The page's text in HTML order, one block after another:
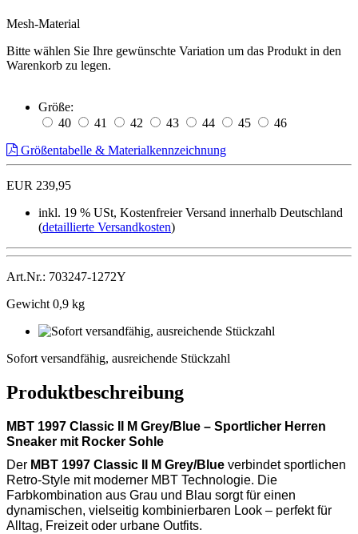
Mesh-Material
Bitte wählen Sie Ihre gewünschte Variation um das Produkt in den
Warenkorb zu legen.
Größe:
40
41 42 43 44 45
46
Größentabelle & Materialkennzeichnung
EUR 239,95
inkl. 19 % USt, Kostenfreier Versand innerhalb Deutschland
(detaillierte Versandkosten)
Art.Nr.: 703247-1272Y
Gewicht 0,9 kg
Sofort versandfähig, ausreichende Stückzahl
Produktbeschreibung
MBT 1997 Classic II M Grey/Blue – Sportlicher Herren
Sneaker mit Rocker Sohle
Der MBT 1997 Classic II M Grey/Blue verbindet sportlichen
Retro-Style mit moderner MBT Technologie. Die
Farbkombination aus Grau und Blau sorgt für einen
dynamischen, vielseitig kombinierbaren Look – perfekt für
Alltag, Freizeit oder urbane Outfits.